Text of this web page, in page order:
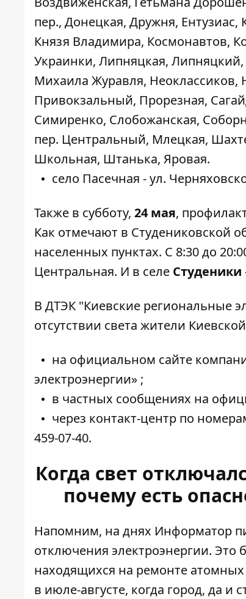
пер., Донецкая, Дружня,
Князя Владимира, Космонавтов,
Украинки, Липняцкая,
Михаила Журавля,
Привокзальный, Прорезная,
Симиренко, Слобожанская,
пер. Центральный, Млецкая,
Школьная, Штанька, Яровая.
село Пасечная - ул.
Также в субботу, 24 мая,
Как отмечают в Студениковской
населенных пунктах. С 8:30 до
Центральная. И в селе Студеники
В ДТЭК "Киевские региональные
отсутствии света жители
на официальном сайте
электроэнергии» ;
в частных сообщениях на
через контакт-центр по
459-07-40.
Когда свет
почему есть
Напомним, на днях Информатор
отключения электроэнергии. Это
находящихся на ремонте
в июле-августе, когда город, да